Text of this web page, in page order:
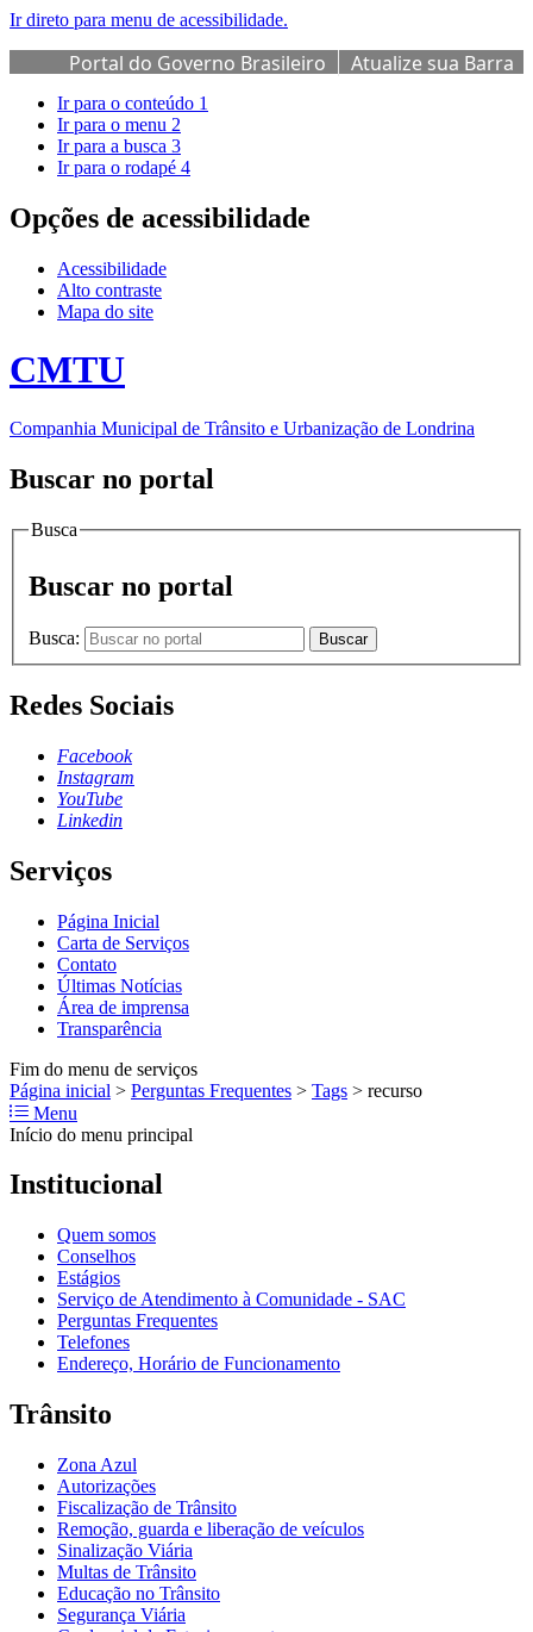
Ir direto para menu de acessibilidade.
Portal do Governo Brasileiro
Atualize sua Barra
de Governo
Ir para o conteúdo 1
Ir para o menu 2
Ir para a busca 3
Ir para o rodapé 4
Opções de acessibilidade
Acessibilidade
Alto contraste
Mapa do site
CMTU
Companhia Municipal de Trânsito e Urbanização de Londrina
Buscar no portal
Busca
Buscar no portal
Busca: Buscar
Redes Sociais
Facebook
Instagram
YouTube
Linkedin
Serviços
Página Inicial
Carta de Serviços
Contato
Últimas Notícias
Área de imprensa
Transparência
Fim do menu de serviços
Página inicial > Perguntas Frequentes > Tags > recurso
Menu
Início do menu principal
Institucional
Quem somos
Conselhos
Estágios
Serviço de Atendimento à Comunidade - SAC
Perguntas Frequentes
Telefones
Endereço, Horário de Funcionamento
Trânsito
Zona Azul
Autorizações
Fiscalização de Trânsito
Remoção, guarda e liberação de veículos
Sinalização Viária
Multas de Trânsito
Educação no Trânsito
Segurança Viária